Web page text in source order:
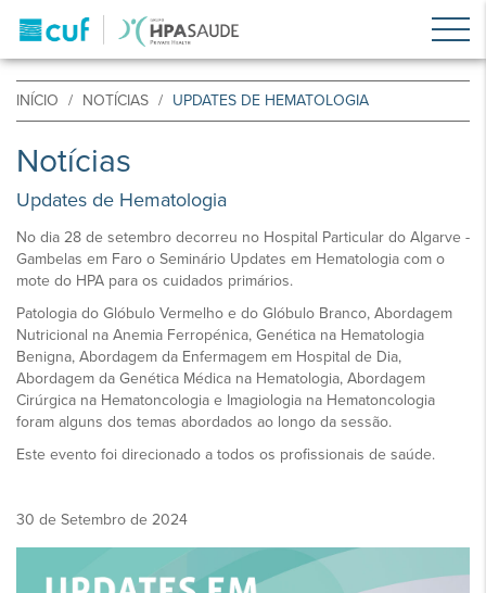
INÍCIO NOTÍCIAS UPDATES DE HEMATOLOGIA
Notícias
Updates de Hematologia
No dia 28 de setembro decorreu no Hospital Particular do Algarve -
Gambelas em Faro o Seminário Updates em Hematologia com o
mote do HPA para os cuidados primários.
Patologia do Glóbulo Vermelho e do Glóbulo Branco, Abordagem
Nutricional na Anemia Ferropénica, Genética na Hematologia
Benigna, Abordagem da Enfermagem em Hospital de Dia,
Abordagem da Genética Médica na Hematologia, Abordagem
Cirúrgica na Hematoncologia e Imagiologia na Hematoncologia
foram alguns dos temas abordados ao longo da sessão.
Este evento foi direcionado a todos os profissionais de saúde.
30 de Setembro de 2024